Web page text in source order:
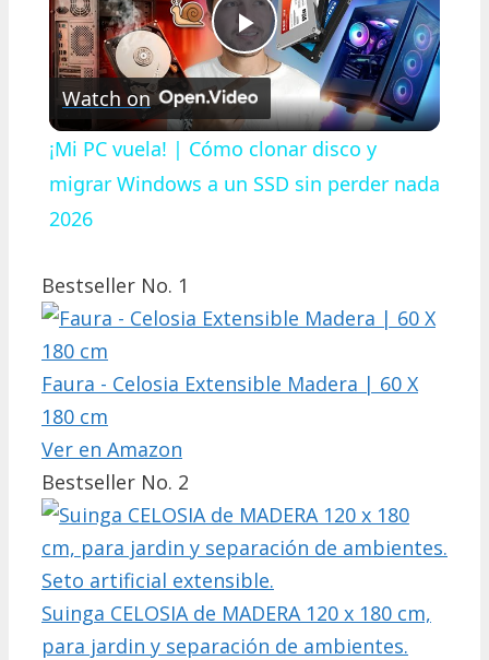
Play
Video
Watch on
¡Mi PC vuela! | Cómo clonar disco y
migrar Windows a un SSD sin perder nada
2026
Bestseller No. 1
Faura - Celosia Extensible Madera | 60 X
180 cm
Ver en Amazon
Bestseller No. 2
Suinga CELOSIA de MADERA 120 x 180 cm,
para jardin y separación de ambientes.